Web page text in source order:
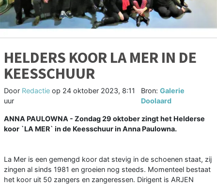
HELDERS KOOR LA MER IN DE
KEESSCHUUR
Door Redactie op 24 oktober 2023, 8:11
uur
Bron: Galerie
Doolaard
ANNA PAULOWNA - Zondag 29 oktober zingt het Helderse
koor `LA MER` in de Keesschuur in Anna Paulowna.
La Mer is een gemengd koor dat stevig in de schoenen staat, zij
zingen al sinds 1981 en groeien nog steeds. Momenteel bestaat
het koor uit 50 zangers en zangeressen. Dirigent is ARJEN